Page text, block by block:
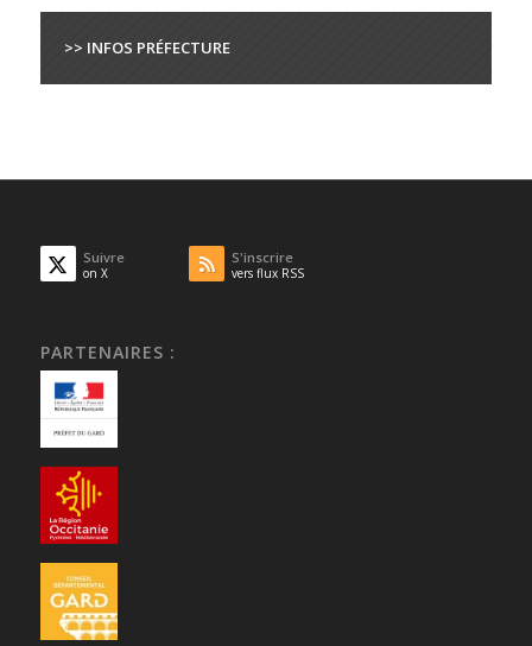
>> INFOS PRÉFECTURE
Suivre
on X
S'inscrire
vers flux RSS
PARTENAIRES :